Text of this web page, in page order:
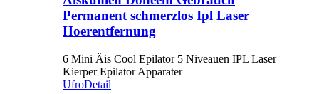
Permanent schmerzlos Ipl Laser
Hoerentfernung
6 Mini Äis Cool Epilator 5 Niveauen IPL Laser
Kierper Epilator Apparater
UfroDetail